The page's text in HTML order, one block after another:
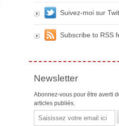
Suivez-moi sur
Subscribe to RSS
Newsletter
Abonnez-vous pour être averti
articles publiés.
Email